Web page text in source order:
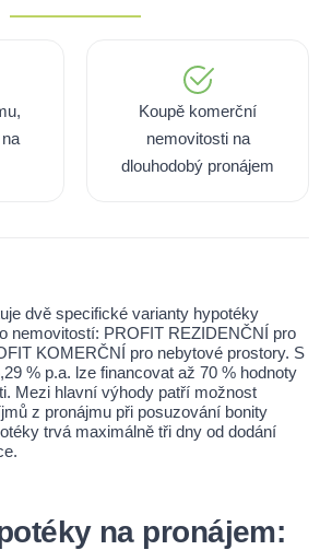
Koupě komerční
nemovitosti na
dlouhodobý pronájem
dvě specifické varianty hypotéky
nemovitostí: PROFIT REZIDENČNÍ pro
KOMERČNÍ pro nebytové prostory. S
% p.a. lze financovat až 70 % hodnoty
Mezi hlavní výhody patří možnost
z pronájmu při posuzování bonity
trvá maximálně tři dny od dodání
na pronájem: